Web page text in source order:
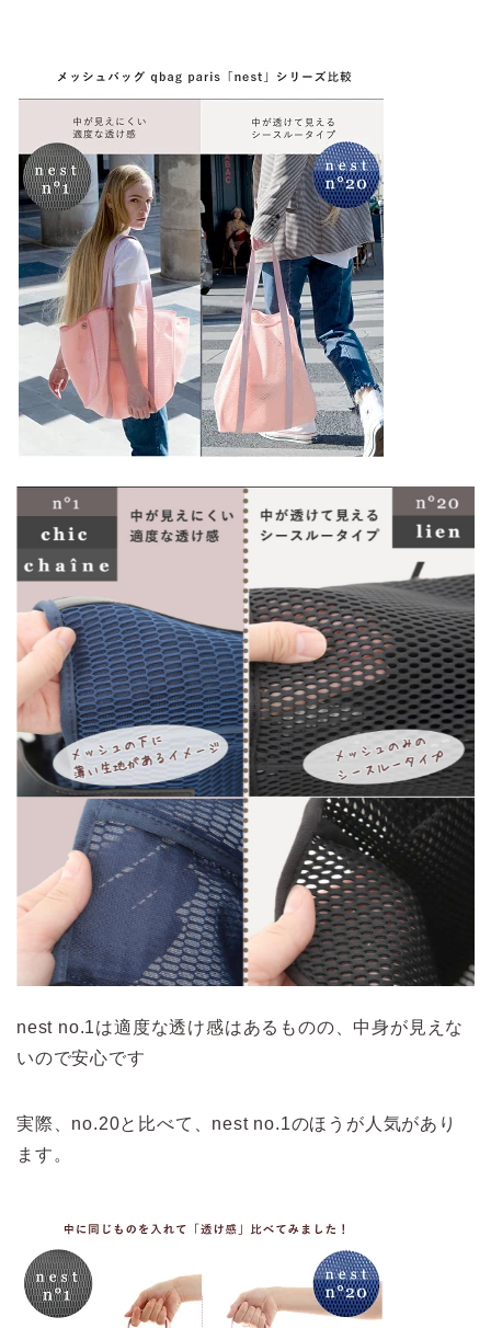
nest no.1は適度な透け感はあるものの、中身が見えな
いので安心です
実際、no.20と比べて、nest no.1のほうが人気があり
ます。